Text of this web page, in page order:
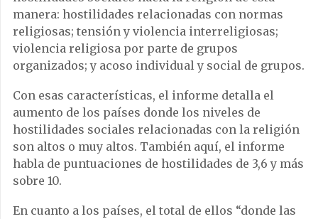
manera: hostilidades relacionadas con normas
religiosas; tensión y violencia interreligiosas;
violencia religiosa por parte de grupos
organizados; y acoso individual y social de grupos.
Con esas características, el informe detalla el
aumento de los países donde los niveles de
hostilidades sociales relacionadas con la religión
son altos o muy altos. También aquí, el informe
habla de puntuaciones de hostilidades de 3,6 y más
sobre 10.
En cuanto a los países, el total de ellos “donde las